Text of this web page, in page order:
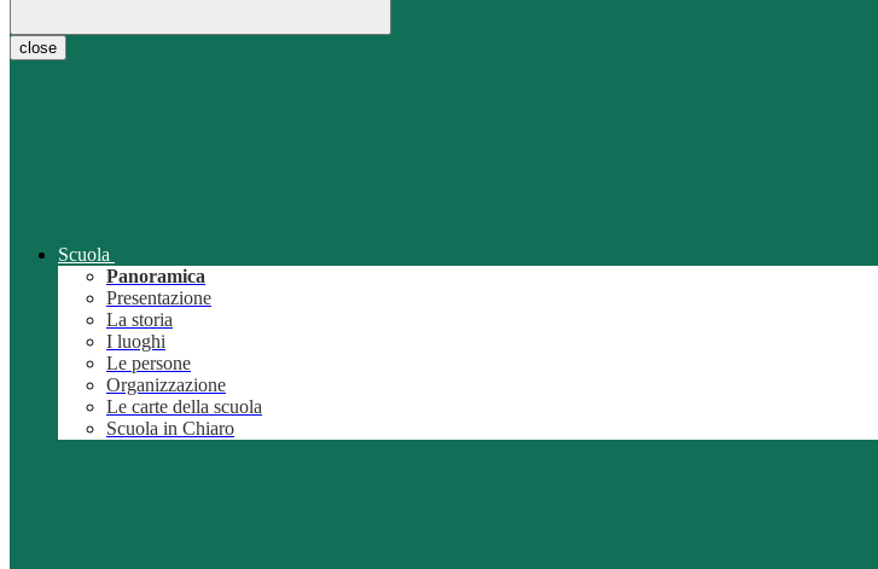
close
Scuola
Panoramica
Presentazione
La storia
I luoghi
Le persone
Organizzazione
Le carte della scuola
Scuola in Chiaro